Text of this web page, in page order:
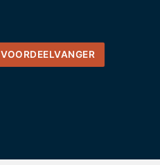
VOORDEELVANGER